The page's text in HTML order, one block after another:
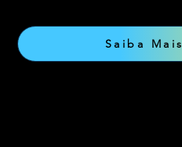
Saiba Mais